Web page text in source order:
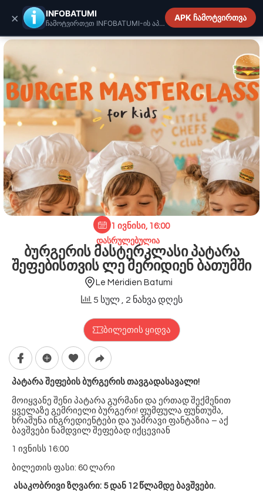
INFOBATUMI.GE
1 ივნისი, 16:00
დასრულებულია
ბურგერის მასტერკლასი პატარა
შეფებისთვის ლე მერიდიენ ბათუმში
Le Méridien Batumi
5 სულ , 2 ნახვა დღეს
ბილეთის ყიდვა
პატარა შეფების ბურგერის თავგადასავალი!
მოიყვანე შენი პატარა გურმანი და ერთად შექმენით
ყველაზე გემრიელი ბურგერი! ფუმფულა ფუნთუშა,
ხრაშუნა ინგრედიენტები და უამრავი ფანტაზია – აქ
ბავშვები ნამდვილ შეფებად იქცევიან
1 ივნისს 16:00
ბილეთის ფასი: 60 ლარი
ასაკობრივი ზღვარი: 5 დან 12 წლამდე ბავშვები.
× INFOBATUMI
ჩამოტვირთეთ INFOBATUMI-ის აპლიკაცია
APK ჩამოტვირთვა